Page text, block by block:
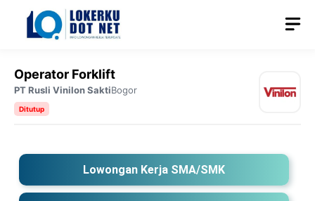
Langsung
Operator Forklift
PT Rusli Vinilon SaktiBogor
Ditutup
Lowongan Kerja SMA/SMK